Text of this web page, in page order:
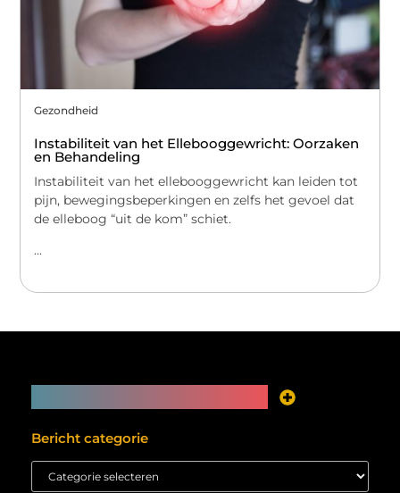
Gezondheid
Instabiliteit van het Ellebooggewricht: Oorzaken
en Behandeling
Instabiliteit van het ellebooggewricht kan leiden tot
pijn, bewegingsbeperkingen en zelfs het gevoel dat
de elleboog “uit de kom” schiet.
...
Bericht categorie